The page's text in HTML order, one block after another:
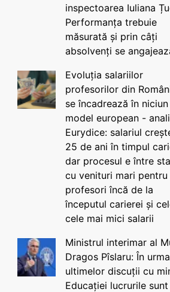
inspectoarea Iuliana
Performanța trebuie
măsurată și prin câți
absolvenți se
Evoluția salariilor
profesorilor din
se încadrează în niciun
model european -
Eurydice: salariul
25 de ani în timpul
dar procesul e între
cu venituri mari pentru
profesori încă de la
începutul carierei și
cele mai mici salarii
Ministrul interimar al
Dragos Pîslaru: În urma
ultimelor discuții cu
Educației lucrurile